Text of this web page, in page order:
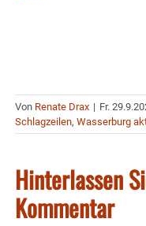
Von Renate Drax | Fr.
Schlagzeilen, Wasserburg
Hinterlassen
Kommentar